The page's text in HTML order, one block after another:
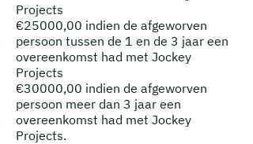
Projects
€25000,00 indien de afgeworven
persoon tussen de 1 en de 3 jaar een
overeenkomst had met Jockey
Projects
€30000,00 indien de afgeworven
persoon meer dan 3 jaar een
overeenkomst had met Jockey
Projects.